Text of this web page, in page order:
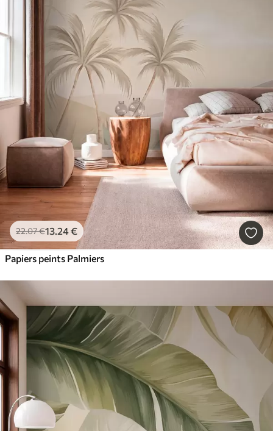
22.07€13.24€
Papiers peints Palmiers